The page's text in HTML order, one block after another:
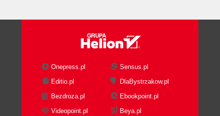
Onepress.pl
Sensus.pl
Editio.pl
DlaBystrzakow.pl
Bezdroza.pl
Ebookpoint.pl
Videopoint.pl
Beya.pl